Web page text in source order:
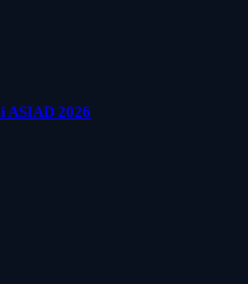
ASIAD 2026